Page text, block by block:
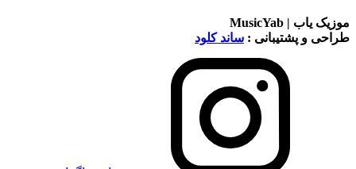
موزیک یاب | MusicYab
طراحی و پشتیبانی : ساند کلود